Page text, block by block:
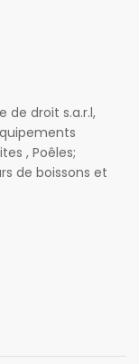
de droit s.a.r.l,
, Poêles;
de boissons et